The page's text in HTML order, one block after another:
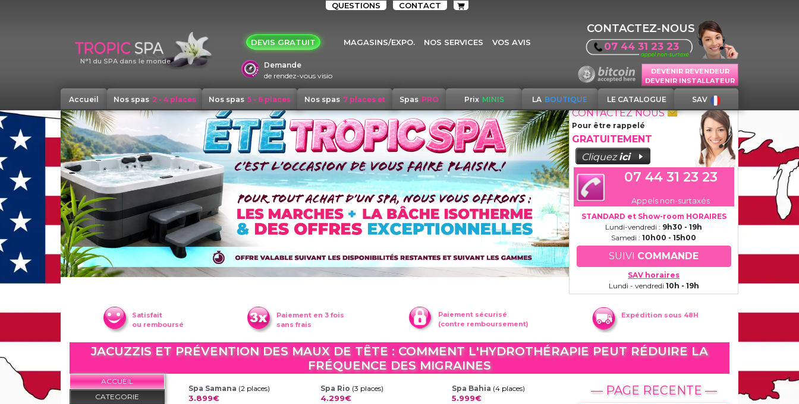
QUESTIONS CONTACT
N°1 du SPA dans le monde
DEVIS GRATUIT MAGASINS/EXPO. NOS SERVICES VOS AVIS
Demande
de rendez-vous visio
CONTACTEZ-NOUS
07 44 31 23 23
DEVENIR REVENDEUR
DEVENIR INSTALLATEUR
Accueil Nos spas 2 - 4 places Nos spas 5 - 6 places Nos spas 7 places et
+
Spas PRO Prix MINIS LA BOUTIQUE LE CATALOGUE SAV
CONTACTEZ NOUS
Pour être rappelé
GRATUITEMENT
Cliquezici
07 44 31 23 23
Appels non-surtaxés
STANDARD et Show-room HORAIRES
Lundi-vendredi : 9h30 - 19h
Samedi : 10h00 - 15h00
SUIVI COMMANDE
SAV horaires
Lundi - vendredi 10h - 19h
Satisfait
ou remboursé
Paiement en 3 fois
sans frais
Paiement sécurisé
(contre remboursement)
Expédition sous 48H
JACUZZIS ET PRÉVENTION DES MAUX DE TÊTE : COMMENT L'HYDROTHÉRAPIE PEUT RÉDUIRE LA
FRÉQUENCE DES MIGRAINES
ACCUEIL
CATEGORIE
Spa Samana (2 places)
3.899€
Spa Rio (3 places)
4.299€
Spa Bahia (4 places)
5.999€
— PAGE RECENTE —